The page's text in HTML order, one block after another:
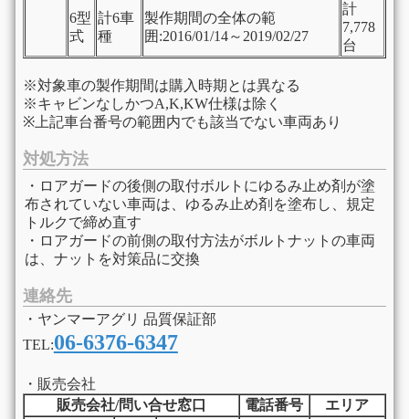
6型
式
計6車
種
製作期間の全体の範
囲:2016/01/14～2019/02/27
計
7,778
台
※対象車の製作期間は購入時期とは異なる
※キャビンなしかつA,K,KW仕様は除く
※上記車台番号の範囲内でも該当でない車両あり
対処方法
・ロアガードの後側の取付ボルトにゆるみ止め剤が塗
布されていない車両は、ゆるみ止め剤を塗布し、規定
トルクで締め直す
・ロアガードの前側の取付方法がボルトナットの車両
は、ナットを対策品に交換
連絡先
・ヤンマーアグリ 品質保証部
TEL:06-6376-6347
・販売会社
販売会社/問い合せ窓口
電話番号 エリア